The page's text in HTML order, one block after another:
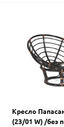
Кресло
(23/01 W) /без